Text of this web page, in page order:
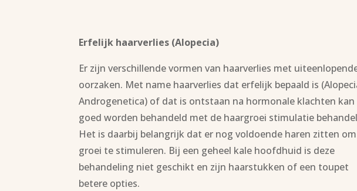
Erfelijk haarverlies (Alopecia)
Er zijn verschillende vormen van haarverlies met
oorzaken. Met name haarverlies dat erfelijk bepaald is
Androgenetica) of dat is ontstaan na hormonale klachten kan
goed worden behandeld met de haargroei stimulatie
Het is daarbij belangrijk dat er nog voldoende haren zitten
groei te stimuleren. Bij een geheel kale hoofdhuid is deze
behandeling niet geschikt en zijn haarstukken of een toupet
betere opties.